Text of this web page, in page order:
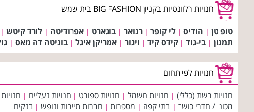
חנויות רלוונטיות בקניון BIG FASHION בית שמש
טופ טן | הודיס | לי קופר | רנואר | בוגארט | אפרודיטה | לורד קיטש |
תמנון | בי-גוד | קידס קיד | ויגור | אמריקן איגל | בוניטה דה מאס |
חנויות לפי תחום
חנויות רשת (כללי) | חנויות חשמל | חנויות ספורט | חנויות נעליים |
מכוני / חדרי כושר | בתי קפה | מספרות | חברות תיירות ונופש | בנקים